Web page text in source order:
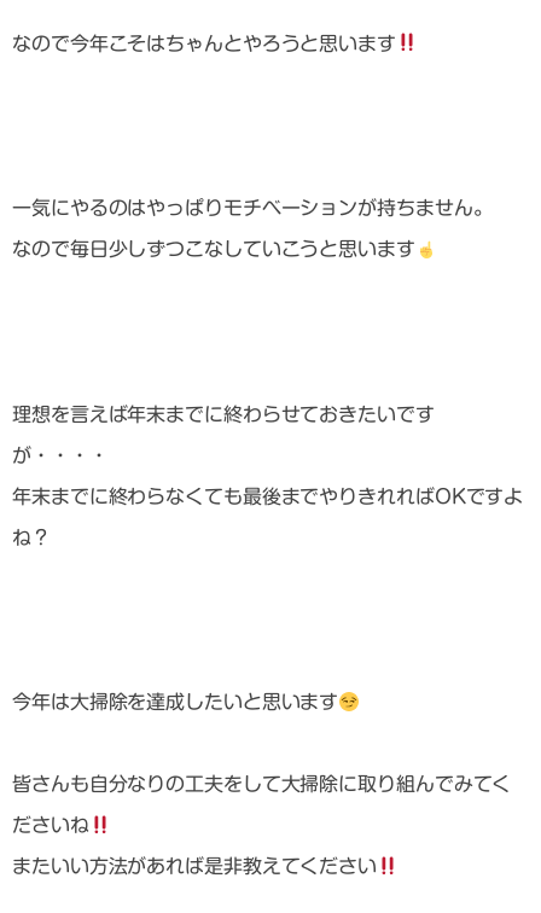
なので今年こそはちゃんとやろうと思います
一気にやるのはやっぱりモチベーションが持ちません。
なので毎日少しずつこなしていこうと思います
理想を言えば年末までに終わらせておきたいです
が・・・・
年末までに終わらなくても最後までやりきれればOKですよ
ね？
今年は大掃除を達成したいと思います
皆さんも自分なりの工夫をして大掃除に取り組んでみてく
ださいね
またいい方法があれば是非教えてください